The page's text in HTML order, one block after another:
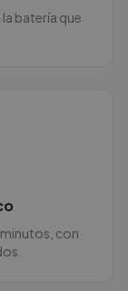
batería que
con